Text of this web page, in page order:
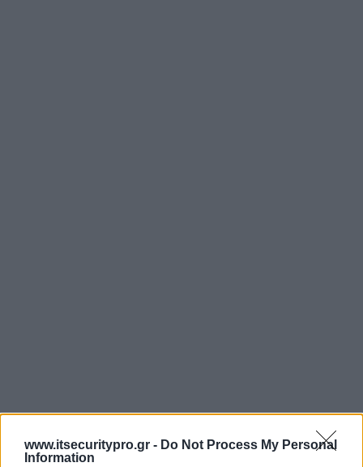
www.itsecuritypro.gr - Do Not Process My Personal
Information